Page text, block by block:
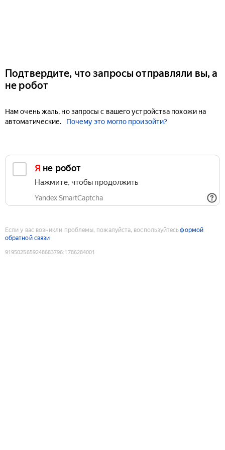
Подтвердите, что запросы отправляли вы, а
не робот
Нам очень жаль, но запросы с вашего устройства похожи на
автоматические.
Почему это могло произойти?
Я не робот
Нажмите, чтобы продолжить
Yandex SmartCaptcha
Если у вас возникли проблемы, пожалуйста, воспользуйтесьформой
обратной связи
9195025659248683796:1786284001